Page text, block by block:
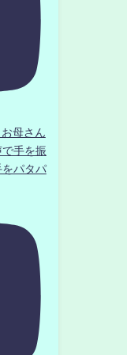
母さん
手を振
パタパ